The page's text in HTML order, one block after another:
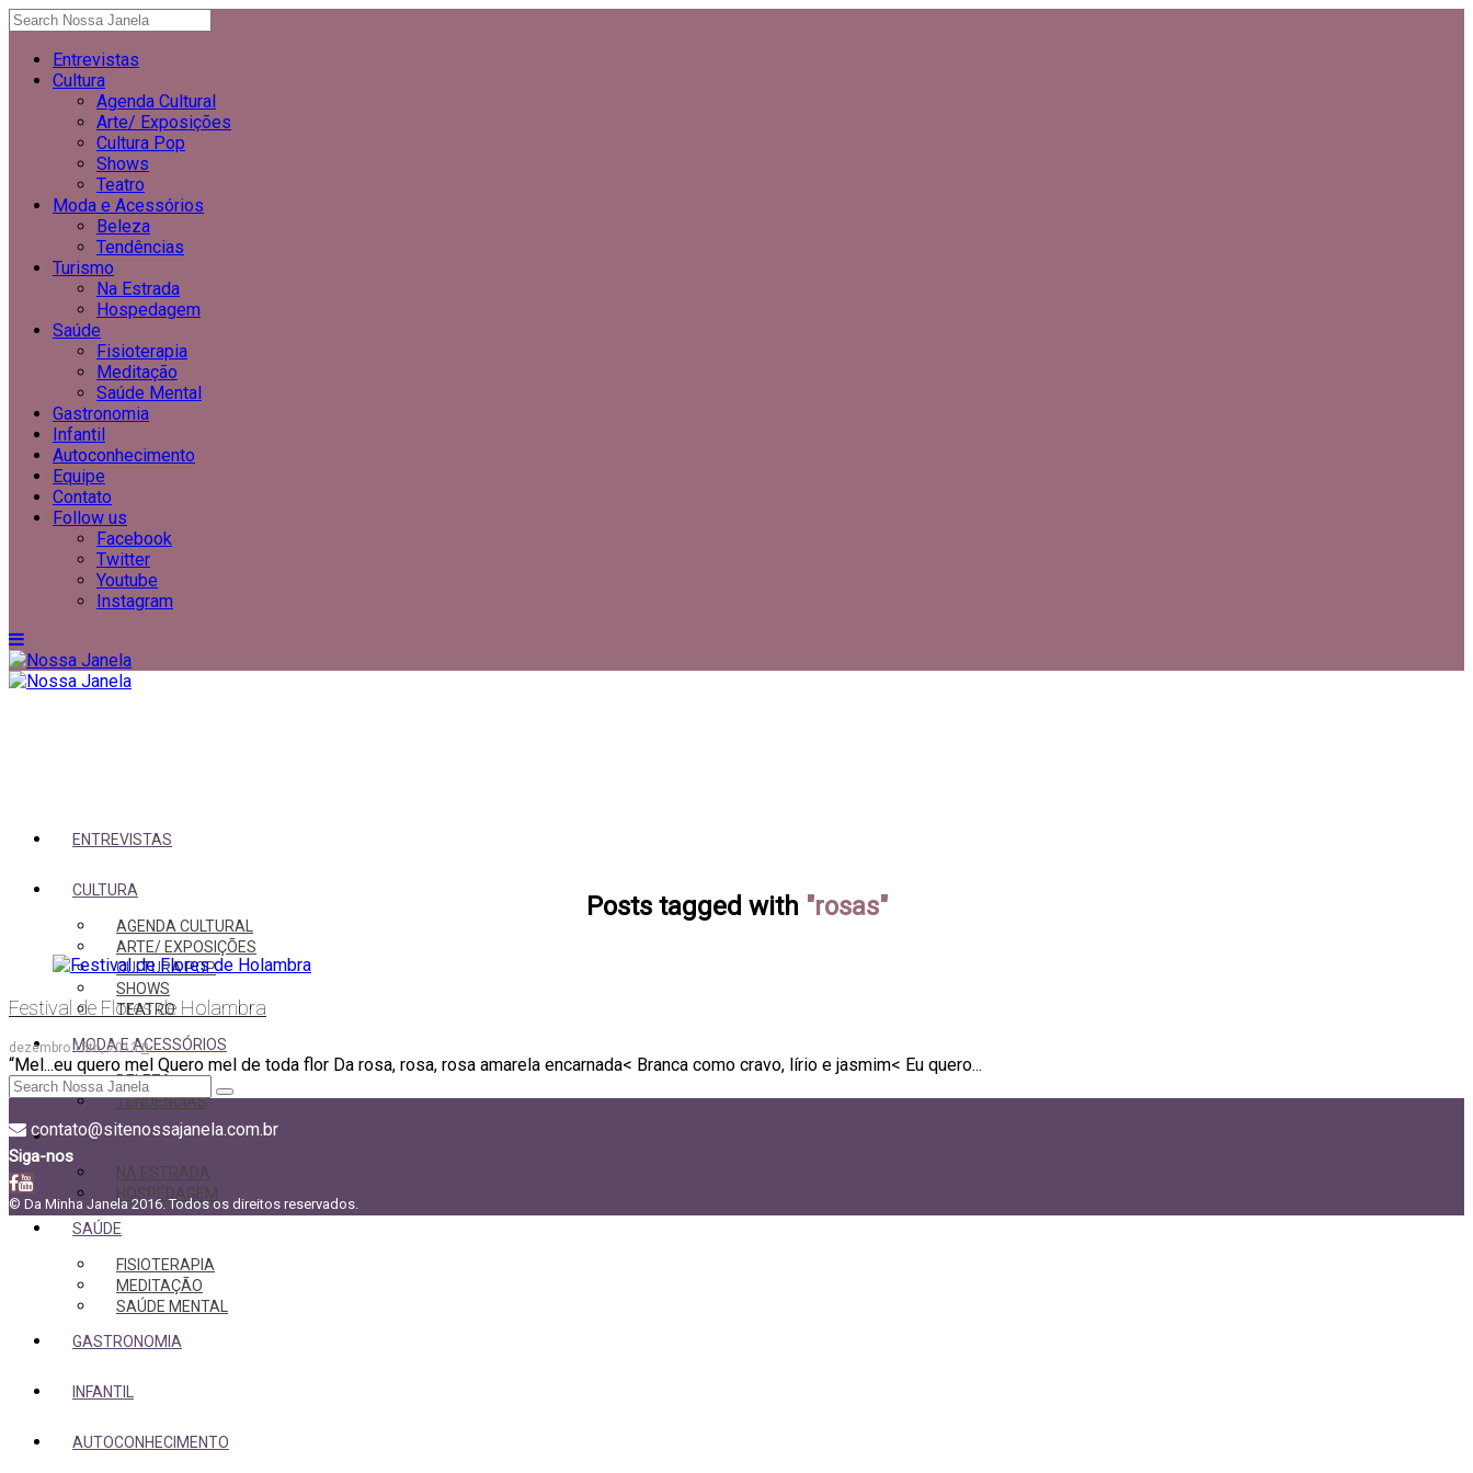
Entrevistas
Cultura
Agenda Cultural
Arte/ Exposições
Cultura Pop
Shows
Teatro
Moda e Acessórios
Beleza
Tendências
Turismo
Na Estrada
Hospedagem
Saúde
Fisioterapia
Meditação
Saúde Mental
Gastronomia
Infantil
Autoconhecimento
Equipe
Contato
Follow us
Facebook
Twitter
Youtube
Instagram
ENTREVISTAS
CULTURA
AGENDA CULTURAL
ARTE/ EXPOSIÇÕES
CULTURA POP
SHOWS
TEATRO
MODA E ACESSÓRIOS
BELEZA
TENDÊNCIAS
TURISMO
NA ESTRADA
HOSPEDAGEM
SAÚDE
FISIOTERAPIA
MEDITAÇÃO
SAÚDE MENTAL
GASTRONOMIA
INFANTIL
AUTOCONHECIMENTO
Posts tagged with "rosas"
Festival de Flores de Holambra
dezembro 15th, 2013 0
“Mel...eu quero mel Quero mel de toda flor Da rosa, rosa, rosa amarela encarnada< Branca como cravo, lírio e jasmim< Eu quero...
contato@sitenossajanela.com.br
Siga-nos
© Da Minha Janela 2016. Todos os direitos reservados.